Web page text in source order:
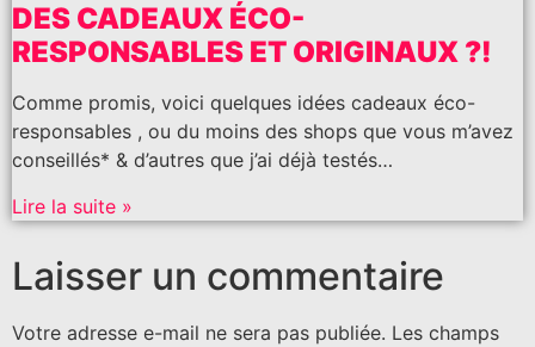
DES CADEAUX ÉCO-
RESPONSABLES ET ORIGINAUX ?!
Comme promis, voici quelques idées cadeaux éco-
responsables , ou du moins des shops que vous m’avez
conseillés* & d’autres que j’ai déjà testés…
Lire la suite »
Laisser un commentaire
Votre adresse e-mail ne sera pas publiée. Les champs